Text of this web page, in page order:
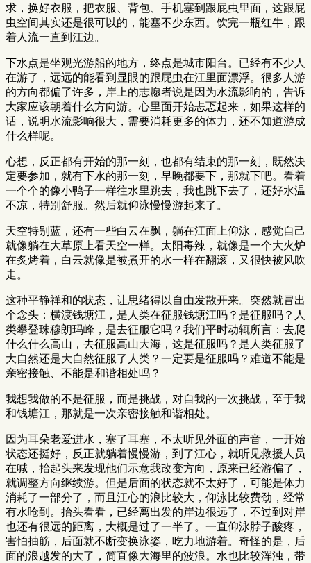
求，换好衣服，把衣服、背包、手机塞到跟屁虫里面，这跟屁
虫空间其实还是很可以的，能塞不少东西。饮完一瓶红牛，跟
着人流一直到江边。
下水点是坐观光游船的地方，终点是城市阳台。已经有不少人
在游了，远远的能看到显眼的跟屁虫在江里面漂浮。很多人游
的方向都偏了许多，岸上的志愿者说是因为水流影响的，告诉
大家应该朝着什么方向游。心里面开始忐忑起来，如果这样的
话，说明水流影响很大，需要消耗更多的体力，还不知道游成
什么样呢。
心想，反正都有开始的那一刻，也都有结束的那一刻，既然决
定要参加，就有下水的那一刻，早晚都要下，那就下吧。看着
一个个的像小鸭子一样往水里跳去，我也跳下去了，还好水温
不凉，特别舒服。然后就仰泳慢慢游起来了。
天空特别蓝，还有一些白云在飘，躺在江面上仰泳，感觉自己
就像躺在大草原上看天空一样。太阳毒辣，就像是一个大火炉
在炙烤着，白云就像是被煮开的水一样在翻滚，又很快被风吹
走。
这种平静祥和的状态，让思绪得以自由发散开来。突然就冒出
个念头：横渡钱塘江，是人类在征服钱塘江吗？是征服吗？人
类攀登珠穆朗玛峰，是去征服它吗？我们平时动辄所言：去爬
什么什么高山，去征服高山大海，这是征服吗？是人类征服了
大自然还是大自然征服了人类？一定要是征服吗？难道不能是
亲密接触、不能是和谐相处吗？
我想我做的不是征服，而是挑战，对自我的一次挑战，至于我
和钱塘江，那就是一次亲密接触和谐相处。
因为耳朵老爱进水，塞了耳塞，不太听见外面的声音，一开始
状态还挺好，反正就躺着慢慢游，到了江心，就听见救援人员
在喊，抬起头来发现他们示意我改变方向，原来已经游偏了，
就调整方向继续游。但是后面的状态就不太好了，可能是体力
消耗了一部分了，而且江心的浪比较大，仰泳比较费劲，经常
有水呛到。抬头看看，已经离出发的岸边很远了，不过到对岸
也还有很远的距离，大概是过了一半了。一直仰泳脖子酸疼，
害怕抽筋，后面就不断变换泳姿，吃力地游着。奇怪的是，后
面的浪越发的大了，简直像大海里的波浪。水也比较浑浊，带